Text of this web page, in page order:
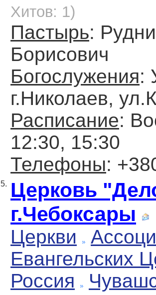
Хитов: 1)
Пастырь:
Борисович
Богослужения:
г.Николаев,
Расписание:
12:30, 15:30
Телефоны:
5. Церковь
г.Чебоксары
Церкви
Евангельских
Россия